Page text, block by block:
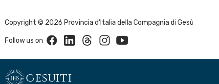
Copyright © 2026 Provincia d’Italia della Compagnia di Gesù
Follow us on FacebookLinkedinThreadsInstagramYoutube
gesuiti